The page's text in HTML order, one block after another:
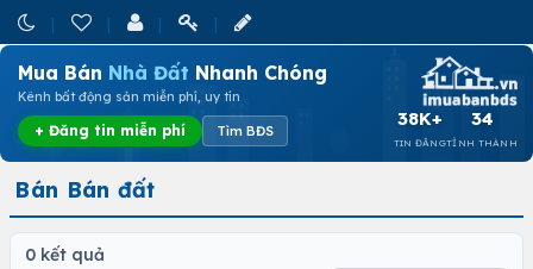
Mua Bán Nhà Đất Nhanh Chóng
Kênh bất động sản miễn phí, uy tín
+ Đăng tin miễn phí Tìm BĐS
38K+
TIN ĐĂNG
34
TỈNH THÀNH
Bán Bán đất
0 kết quả